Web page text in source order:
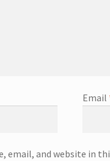
Email
email, and website in